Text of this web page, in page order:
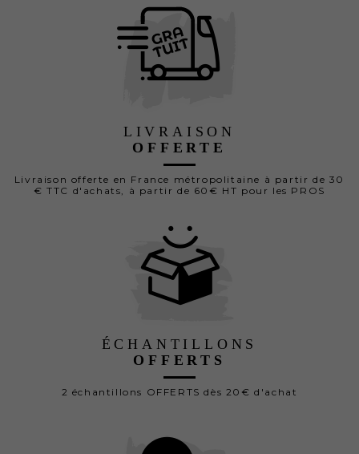
LIVRAISON
OFFERTE
Livraison offerte en France métropolitaine à partir de 30
€ TTC d'achats, à partir de 60€ HT pour les PROS
ÉCHANTILLONS
OFFERTS
2 échantillons OFFERTS dès 20€ d'achat